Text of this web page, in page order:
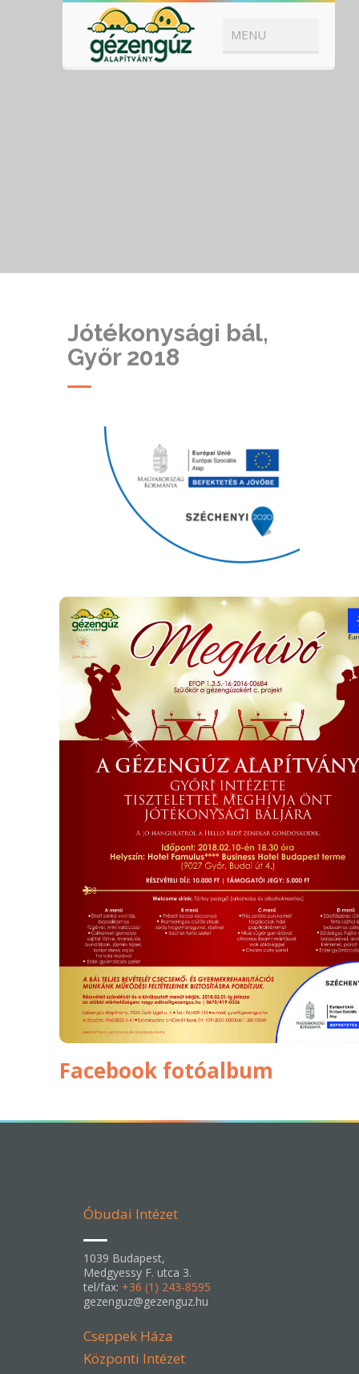
Jótékonysági bál,
Győr 2018
Facebook fotóalbum
Óbudai Intézet
1039 Budapest,
Medgyessy F. utca 3.
tel/fax: +36 (1) 243-8595
gezenguz@gezenguz.hu
Cseppek Háza
Központi Intézet